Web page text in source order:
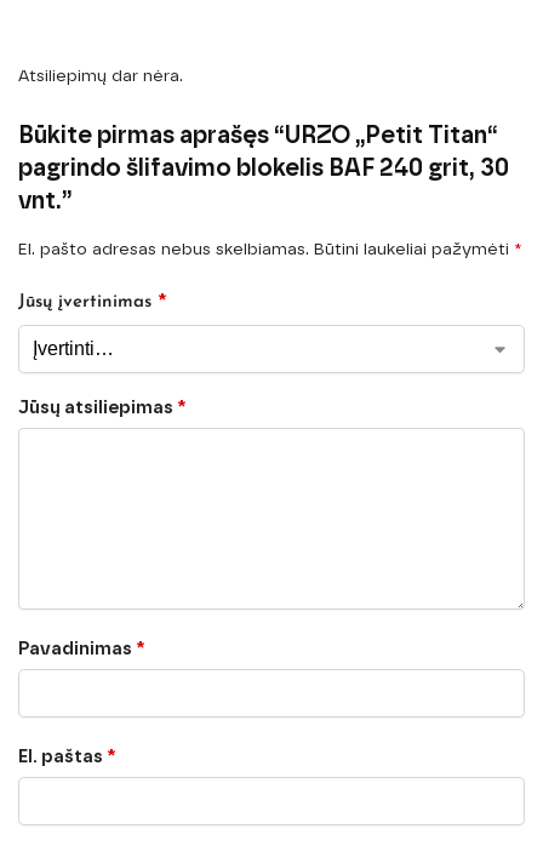
Atsiliepimų dar nėra.
Būkite pirmas aprašęs “URZO „Petit Titan“
pagrindo šlifavimo blokelis BAF 240 grit, 30
vnt.”
El. pašto adresas nebus skelbiamas. Būtini laukeliai pažymėti *
Jūsų įvertinimas *
Jūsų atsiliepimas *
Pavadinimas *
El. paštas *